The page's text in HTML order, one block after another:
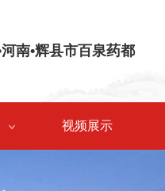
河南•辉县市百泉药都
视频展示